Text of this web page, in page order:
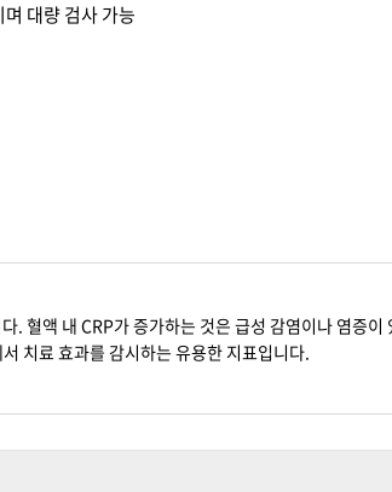
대량 검사 가능
혈액 내 CRP가 증가하는 것은 급성 감염이나 염증이
치료 효과를 감시하는 유용한 지표입니다.